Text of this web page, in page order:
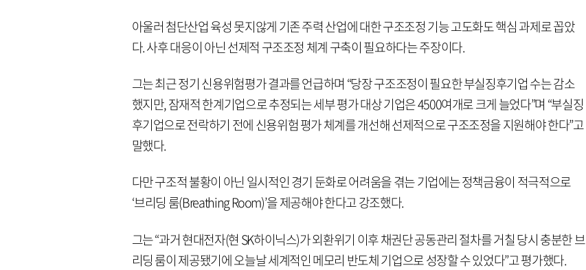
아울러 첨단산업 육성 못지않게 기존 주력 산업에 대한 구조조정 기능 고도화도 핵심 과제로 꼽았
다. 사후 대응이 아닌 선제적 구조조정 체계 구축이 필요하다는 주장이다.
그는 최근 정기 신용위험평가 결과를 언급하며 “당장 구조조정이 필요한 부실징후기업 수는 감소
했지만, 잠재적 한계기업으로 추정되는 세부 평가 대상 기업은 4500여개로 크게 늘었다”며 “부실징
후기업으로 전락하기 전에 신용위험 평가 체계를 개선해 선제적으로 구조조정을 지원해야 한다”고
말했다.
다만 구조적 불황이 아닌 일시적인 경기 둔화로 어려움을 겪는 기업에는 정책금융이 적극적으로
‘브리딩 룸(Breathing Room)’을 제공해야 한다고 강조했다.
그는 “과거 현대전자(현 SK하이닉스)가 외환위기 이후 채권단 공동관리 절차를 거칠 당시 충분한 브
리딩 룸이 제공됐기에 오늘날 세계적인 메모리 반도체 기업으로 성장할 수 있었다”고 평가했다.